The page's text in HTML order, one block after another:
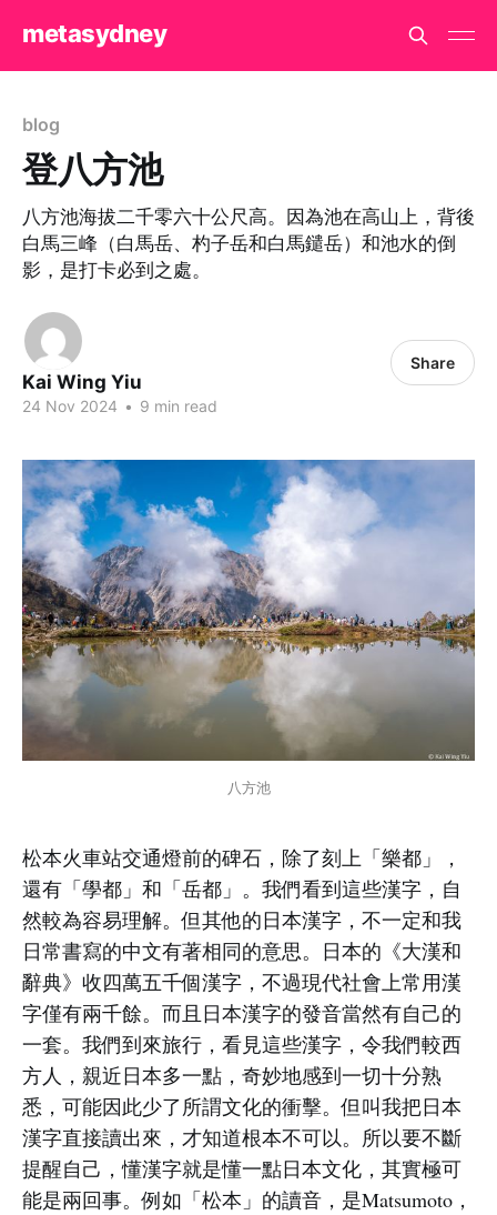
metasydney
blog
登八方池
八方池海拔二千零六十公尺高。因為池在高山上，背後
白馬三峰（白馬岳、杓子岳和白馬鑓岳）和池水的倒
影，是打卡必到之處。
Kai Wing Yiu
24 Nov 2024 • 9 min read
Share
八方池
松本火車站交通燈前的碑石，除了刻上「樂都」，
還有「學都」和「岳都」。我們看到這些漢字，自
然較為容易理解。但其他的日本漢字，不一定和我
日常書寫的中文有著相同的意思。日本的《大漢和
辭典》收四萬五千個漢字，不過現代社會上常用漢
字僅有兩千餘。而且日本漢字的發音當然有自己的
一套。我們到來旅行，看見這些漢字，令我們較西
方人，親近日本多一點，奇妙地感到一切十分熟
悉，可能因此少了所謂文化的衝擊。但叫我把日本
漢字直接讀出來，才知道根本不可以。所以要不斷
提醒自己，懂漢字就是懂一點日本文化，其實極可
能是兩回事。例如「松本」的讀音，是Matsumoto，